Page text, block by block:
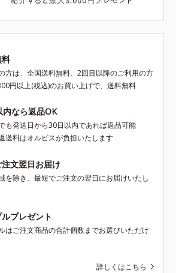
料
方は、全国送料無料、2回目以降のご利用の方
円以上(税込)のお買い上げで、送料無料
内なら返品OK
も発送日から30日以内であれば返品可能
送料はオルビスが負担いたします
文翌日お届け
を除き、最短でご注文の翌日にお届けいたし
プレゼント
はご注文商品の合計個数までお選びいただけ
詳しくはこちら